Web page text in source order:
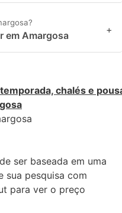
em Amargosa +
chalés e
ser baseada em uma
sua pesquisa com
para ver o preço